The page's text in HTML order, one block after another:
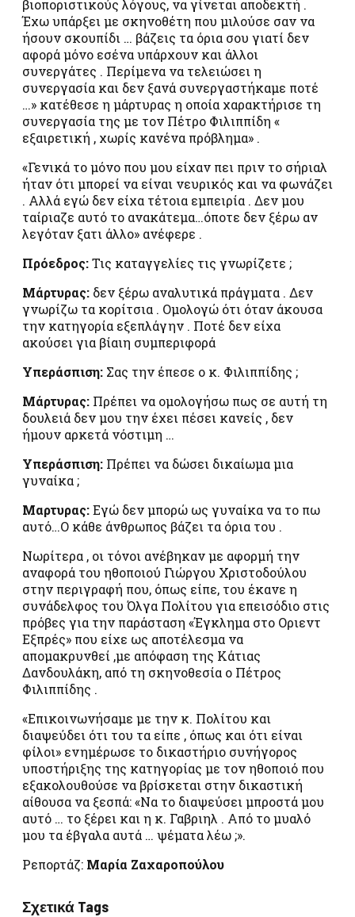
βιοποριστικούς λόγους, να γίνεται αποδεκτή .
Έχω υπάρξει με σκηνοθέτη που μιλούσε σαν να
ήσουν σκουπίδι … βάζεις τα όρια σου γιατί δεν
αφορά μόνο εσένα υπάρχουν και άλλοι
συνεργάτες . Περίμενα να τελειώσει η
συνεργασία και δεν ξανά συνεργαστήκαμε ποτέ
…» κατέθεσε η μάρτυρας η οποία χαρακτήρισε τη
συνεργασία της με τον Πέτρο Φιλιππίδη «
εξαιρετική , χωρίς κανένα πρόβλημα» .
«Γενικά το μόνο που μου είχαν πει πριν το σήριαλ
ήταν ότι μπορεί να είναι νευρικός και να φωνάζει
. Αλλά εγώ δεν είχα τέτοια εμπειρία . Δεν μου
ταίριαζε αυτό το ανακάτεμα…όποτε δεν ξέρω αν
λεγόταν ξατι άλλο» ανέφερε .
Πρόεδρος:Τις καταγγελίες τις γνωρίζετε ;
Μάρτυρας: δεν ξέρω αναλυτικά πράγματα . Δεν
γνωρίζω τα κορίτσια . Ομολογώ ότι όταν άκουσα
την κατηγορία εξεπλάγην . Ποτέ δεν είχα
ακούσει για βίαιη συμπεριφορά
Υπεράσπιση: Σας την έπεσε ο κ. Φιλιππίδης ;
Μάρτυρας: Πρέπει να ομολογήσω πως σε αυτή τη
δουλειά δεν μου την έχει πέσει κανείς , δεν
ήμουν αρκετά νόστιμη …
Υπεράσπιση: Πρέπει να δώσει δικαίωμα μια
γυναίκα ;
Μαρτυρας:Εγώ δεν μπορώ ως γυναίκα να το πω
αυτό…Ο κάθε άνθρωπος βάζει τα όρια του .
Νωρίτερα , οι τόνοι ανέβηκαν με αφορμή την
αναφορά του ηθοποιού Γιώργου Χριστοδούλου
στην περιγραφή που, όπως είπε, του έκανε η
συνάδελφος του Όλγα Πολίτου για επεισόδιο στις
πρόβες για την παράσταση «Έγκλημα στο Οριεντ
Εξπρές» που είχε ως αποτέλεσμα να
απομακρυνθεί ,με απόφαση της Κάτιας
Δανδουλάκη, από τη σκηνοθεσία ο Πέτρος
Φιλιππίδης .
«Επικοινωνήσαμε με την κ. Πολίτου και
διαψεύδει ότι του τα είπε , όπως και ότι είναι
φίλοι» ενημέρωσε το δικαστήριο συνήγορος
υποστήριξης της κατηγορίας με τον ηθοποιό που
εξακολουθούσε να βρίσκεται στην δικαστική
αίθουσα να ξεσπά: «Να το διαψεύσει μπροστά μου
αυτό … το ξέρει και η κ. Γαβριηλ . Από το μυαλό
μου τα έβγαλα αυτά … ψέματα λέω ;».
Ρεπορτάζ: Μαρία Ζαχαροπούλου
Σχετικά Tags